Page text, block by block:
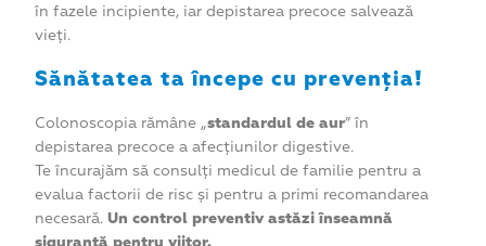
în fazele incipiente, iar depistarea precoce salvează
vieți.
Sănătatea ta începe cu prevenția!
Colonoscopia rămâne „standardul de aur” în
depistarea precoce a afecțiunilor digestive.
Te încurajăm să consulți medicul de familie pentru a
evalua factorii de risc și pentru a primi recomandarea
necesară.Un control preventiv astăzi înseamnă
siguranță pentru viitor.